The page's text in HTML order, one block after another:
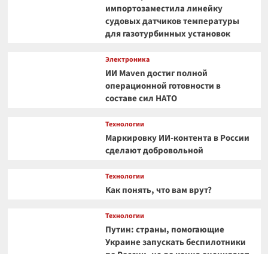
импортозаместила линейку
судовых датчиков температуры
для газотурбинных установок
Электроника
ИИ Maven достиг полной
операционной готовности в
составе сил НАТО
Технологии
Маркировку ИИ-контента в России
сделают добровольной
Технологии
Как понять, что вам врут?
Технологии
Путин: страны, помогающие
Украине запускать беспилотники